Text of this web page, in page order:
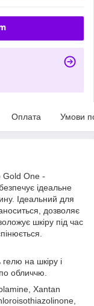
Оплата Умови
Gold One -
ідеальне
Ідеальний для
дозволяє
шкіру під час
гелю на шкіру і
обличчю.
Xantan